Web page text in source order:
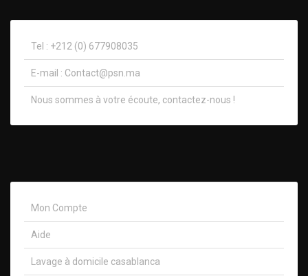
Tel : +212 (0) 677908035
E-mail : Contact@psn.ma
Nous sommes à votre écoute, contactez-nous !​
Mon Compte
Aide
Lavage à domicile casablanca